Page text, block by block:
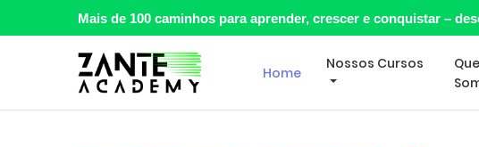
Mais de 100 caminhos para aprender, crescer e conquistar –
Home
Nossos Cursos